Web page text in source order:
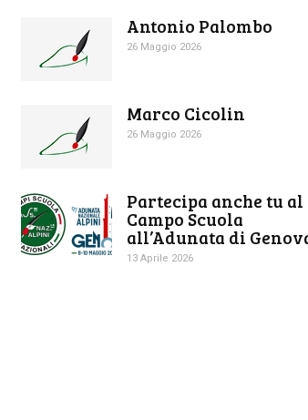
Antonio Palombo
26 Maggio 2026
Marco Cicolin
26 Maggio 2026
Partecipa anche tu al
Campo Scuola
all’Adunata di
13 Aprile 2026